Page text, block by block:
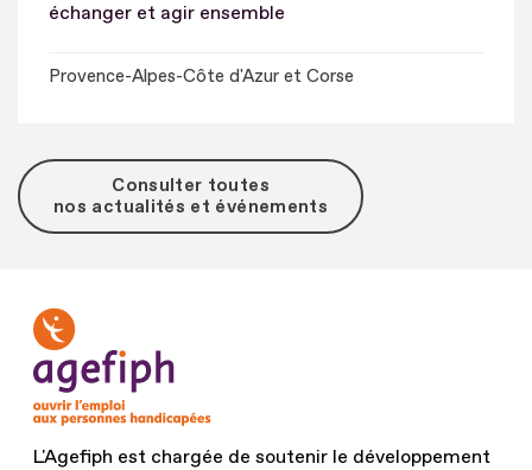
échanger et agir ensemble
Provence-Alpes-Côte d'Azur et Corse
Consulter toutes
nos actualités et événements
L'Agefiph est chargée de soutenir le développement